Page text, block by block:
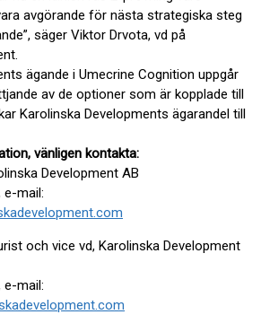
avgörande för nästa strategiska steg
säger Viktor Drvota, vd på
ägande i Umecrine Cognition uppgår
av de optioner som är kopplade till
Karolinska Developments ägarandel till
vänligen kontakta:
Development AB
e-mail:
och vice vd, Karolinska Development
e-mail: